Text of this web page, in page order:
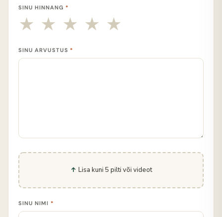
SINU HINNANG *
SINU ARVUSTUS *
Lisa kuni 5 pilti või videot
SINU NIMI *